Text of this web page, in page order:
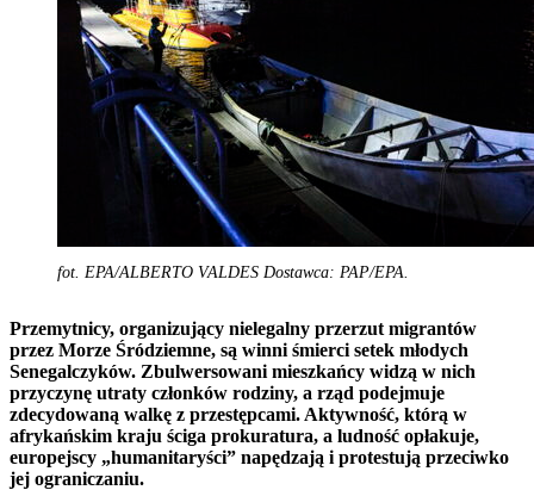
fot. EPA/ALBERTO VALDES Dostawca: PAP/EPA.
Przemytnicy, organizujący nielegalny przerzut migrantów
przez Morze Śródziemne, są winni śmierci setek młodych
Senegalczyków. Zbulwersowani mieszkańcy widzą w nich
przyczynę utraty członków rodziny, a rząd podejmuje
zdecydowaną walkę z przestępcami. Aktywność, którą w
afrykańskim kraju ściga prokuratura, a ludność opłakuje,
europejscy „humanitaryści” napędzają i protestują przeciwko
jej ograniczaniu.